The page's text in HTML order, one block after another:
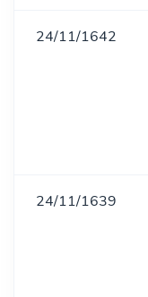
24/11/1642
24/11/1639